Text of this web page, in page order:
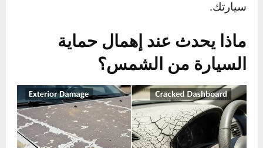
الضوء المرئي:
الأقمشة والمواد الداخلية بمرور الوقت.
باختصار، أنت لا تحارب الحرارة فقط، بل تحارب
هجوماً كيميائياً وفيزيائياً مستمراً على كل سطح في
سيارتك.